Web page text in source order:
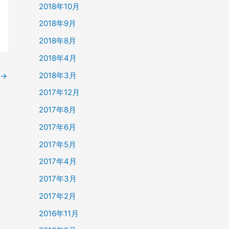
→
2018年10月
2018年9月
2018年8月
2018年4月
2018年3月
2017年12月
2017年8月
2017年6月
2017年5月
2017年4月
2017年3月
2017年2月
2016年11月